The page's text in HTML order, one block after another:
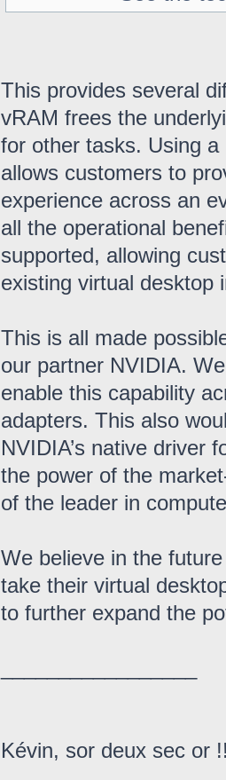
This provides several
vRAM frees the
for other tasks. Using
allows customers to
experience across an
all the operational
supported, allowing
existing virtual desktop
This is all made
our partner NVIDIA.
enable this capability
adapters. This also
NVIDIA’s native driver
the power of the
of the leader in
We believe in the
take their virtual
to further expand the
Kévin, sor deux sec or